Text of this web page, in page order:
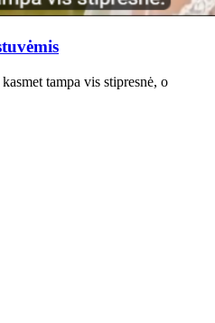
tampa vis stipresnė, o